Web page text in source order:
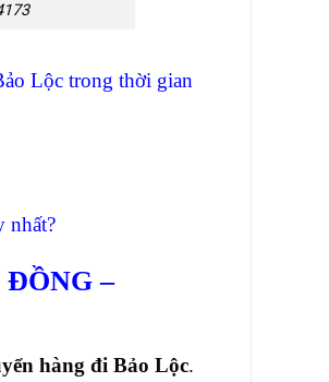
Lộc trong thời gian
nhất?
–
hàng đi Bảo Lộc.